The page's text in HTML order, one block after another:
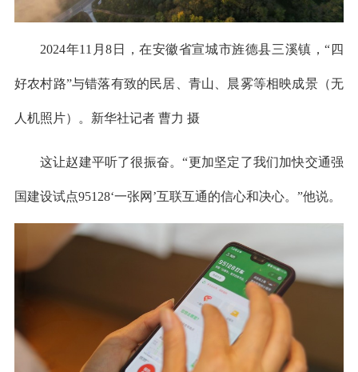
2024年11月8日，在安徽省宣城市旌德县三溪镇，“四
好农村路”与错落有致的民居、青山、晨雾等相映成景（无
人机照片）。新华社记者 曹力 摄
这让赵建平听了很振奋。“更加坚定了我们加快交通强
国建设试点95128‘一张网’互联互通的信心和决心。”他说。